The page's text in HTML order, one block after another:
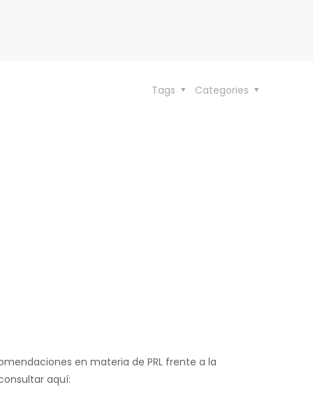
Categories
Tags
en materia de PRL frente a la
aquí: